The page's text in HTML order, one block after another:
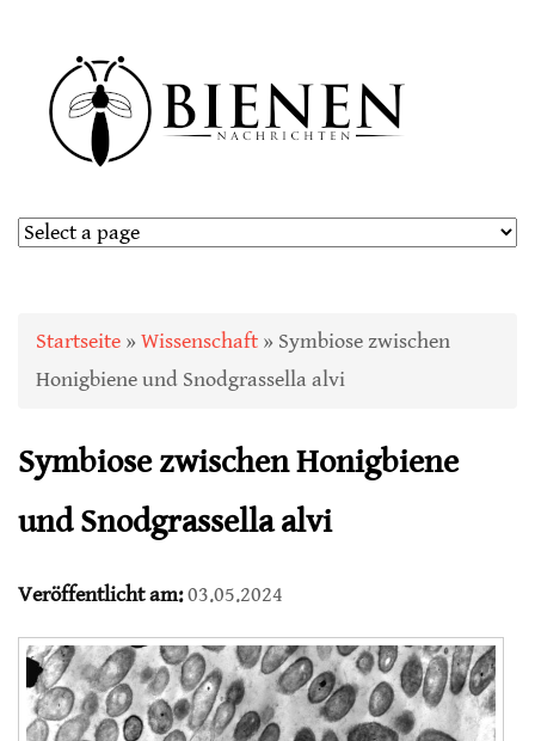
Sie sind hier
Startseite » Wissenschaft » Symbiose zwischen
Honigbiene und Snodgrassella alvi
Symbiose zwischen Honigbiene
und Snodgrassella alvi
Veröffentlicht am:03.05.2024